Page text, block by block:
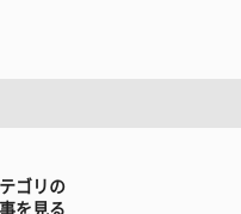
ゴリの
を見る